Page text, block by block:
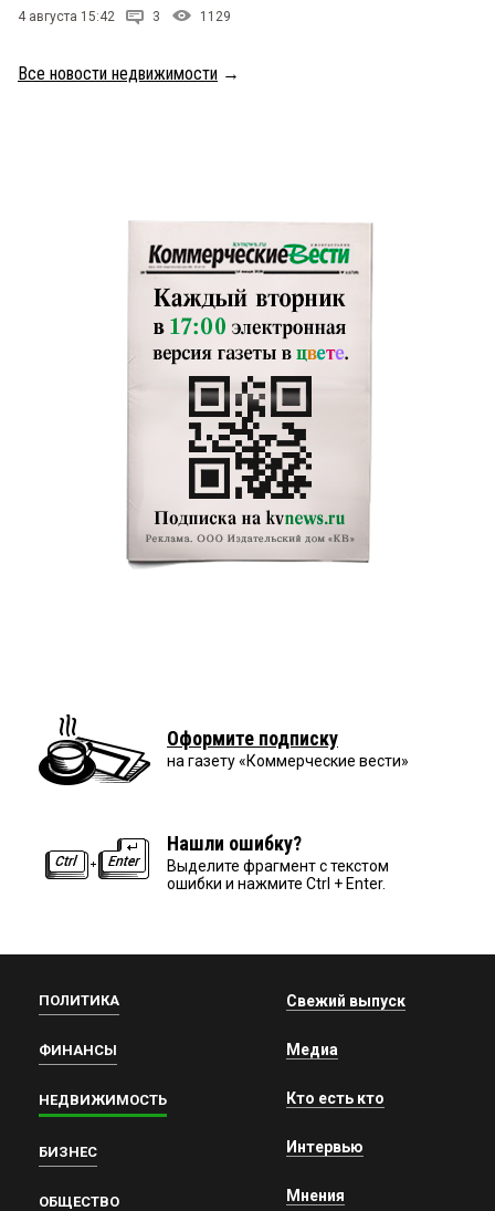
4 августа 15:42 3 1129
Все новости недвижимости →
Оформите подписку
на газету «Коммерческие вести»
Нашли ошибку?
Выделите фрагмент с текстом
ошибки и нажмите Ctrl + Enter.
ПОЛИТИКА
ФИНАНСЫ
НЕДВИЖИМОСТЬ
БИЗНЕС
ОБЩЕСТВО
Свежий выпуск
Медиа
Кто есть кто
Интервью
Мнения